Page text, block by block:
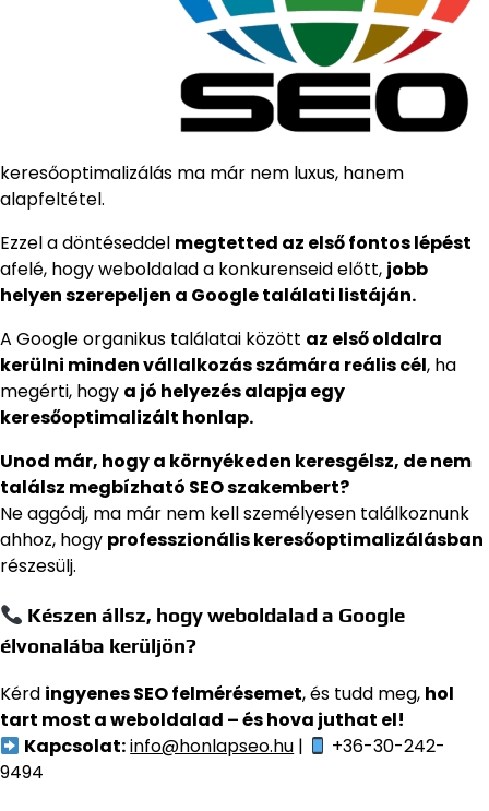
keresőoptimalizálás ma már nem luxus, hanem
alapfeltétel.
Ezzel a döntéseddel megtetted az első fontos lépést
afelé, hogy weboldalad a konkurenseid előtt, jobb
helyen szerepeljen a Google találati listáján.
A Google organikus találatai között az első oldalra
kerülni minden vállalkozás számára reális cél, ha
megérti, hogy a jó helyezés alapja egy
keresőoptimalizált honlap.
Unod már, hogy a környékeden keresgélsz, de nem
találsz megbízható SEO szakembert?
Ne aggódj, ma már nem kell személyesen találkoznunk
ahhoz, hogy professzionális keresőoptimalizálásban
részesülj.
Készen állsz, hogy weboldalad a Google
élvonalába kerüljön?
Kérd ingyenes SEO felmérésemet, és tudd meg, hol
tart most a weboldalad – és hova juthat el!
Kapcsolat:info@honlapseo.hu |
+36-30-242-
9494